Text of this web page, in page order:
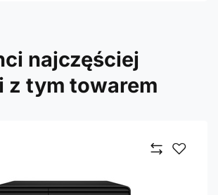
najczęściej
z tym towarem